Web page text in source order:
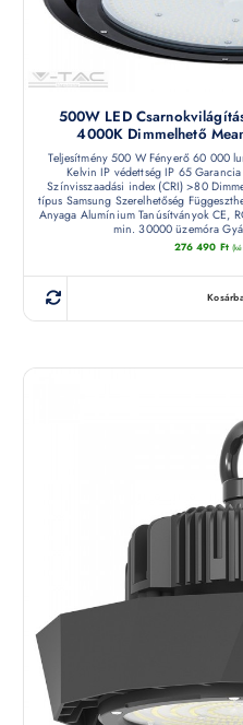
500W LED
4000K Dimmelhető
Teljesítmény 500 W Fényerő 60 000
Kelvin IP védettség IP 65
Színvisszaadási index (CRI) >80
típus Samsung Szerelhetőség
Anyaga Alumínium Tanúsítványok CE,
min. 30000 üzemóra
276 490 Ft